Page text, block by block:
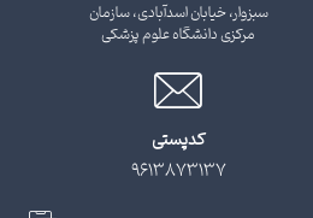
سبزوار، خیابان اسدآبادی، سازمان
مرکزی دانشگاه علوم پزشکی
کدپستی
9613873137